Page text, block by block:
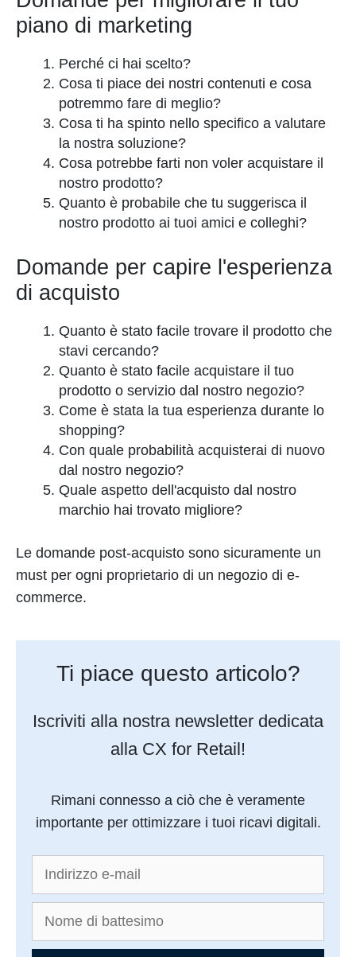
piano di marketing
Perché ci hai scelto?
Cosa ti piace dei nostri contenuti e cosa
potremmo fare di meglio?
Cosa ti ha spinto nello specifico a valutare
la nostra soluzione?
Cosa potrebbe farti non voler acquistare il
nostro prodotto?
Quanto è probabile che tu suggerisca il
nostro prodotto ai tuoi amici e colleghi?
Domande per capire l'esperienza
di acquisto
Quanto è stato facile trovare il prodotto che
stavi cercando?
Quanto è stato facile acquistare il tuo
prodotto o servizio dal nostro negozio?
Come è stata la tua esperienza durante lo
shopping?
Con quale probabilità acquisterai di nuovo
dal nostro negozio?
Quale aspetto dell'acquisto dal nostro
marchio hai trovato migliore?
Le domande post-acquisto sono sicuramente un
must per ogni proprietario di un negozio di e-
commerce.
Ti piace questo articolo?
Iscriviti alla nostra newsletter dedicata
alla CX for Retail!
Rimani connesso a ciò che è veramente
importante per ottimizzare i tuoi ricavi digitali.